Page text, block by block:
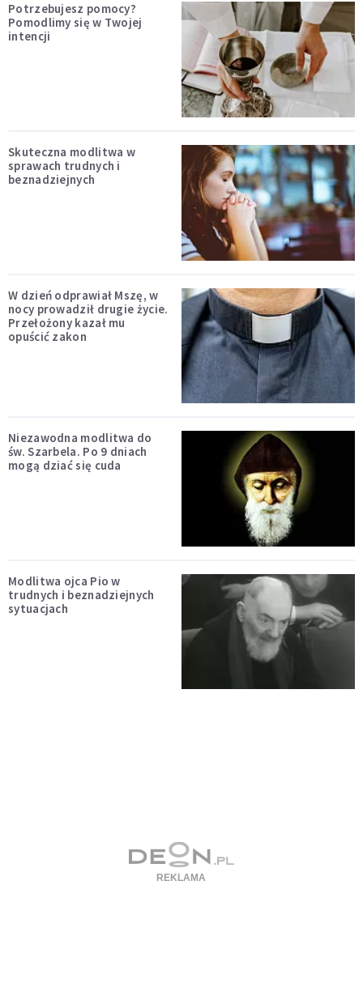
Potrzebujesz pomocy?
Pomodlimy się w Twojej
intencji
Skuteczna modlitwa w
sprawach trudnych i
beznadziejnych
W dzień odprawiał Mszę, w
nocy prowadził drugie życie.
Przełożony kazał mu
opuścić zakon
Niezawodna modlitwa do
św. Szarbela. Po 9 dniach
mogą dziać się cuda
Modlitwa ojca Pio w
trudnych i beznadziejnych
sytuacjach